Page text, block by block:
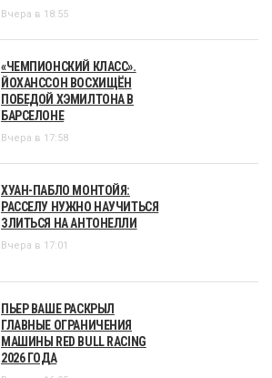
Вчера в 18:55
«ЧЕМПИОНСКИЙ КЛАСС».
ЙОХАНССОН ВОСХИЩЁН
ПОБЕДОЙ ХЭМИЛТОНА В
БАРСЕЛОНЕ
Вчера в 17:58
ХУАН-ПАБЛО МОНТОЙЯ:
РАССЕЛУ НУЖНО НАУЧИТЬСЯ
ЗЛИТЬСЯ НА АНТОНЕЛЛИ
Вчера в 17:01
ПЬЕР ВАШЕ РАСКРЫЛ
ГЛАВНЫЕ ОГРАНИЧЕНИЯ
МАШИНЫ RED BULL RACING
2026 ГОДА